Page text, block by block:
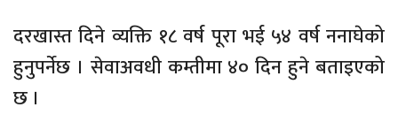
दरखास्त दिने व्यक्ति १८ वर्ष पूरा भई ५४ वर्ष ननाघेको
हुनुपर्नेछ । सेवाअवधी कम्तीमा ४० दिन हुने बताइएको
छ ।